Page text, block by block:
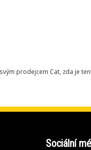
prodejcem Cat, zda je
Sociální